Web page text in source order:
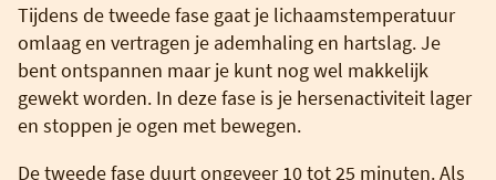
Tijdens de tweede fase gaat je lichaamstemperatuur
omlaag en vertragen je ademhaling en hartslag. Je
bent ontspannen maar je kunt nog wel makkelijk
gewekt worden. In deze fase is je hersenactiviteit lager
en stoppen je ogen met bewegen.
De tweede fase duurt ongeveer 10 tot 25 minuten. Als